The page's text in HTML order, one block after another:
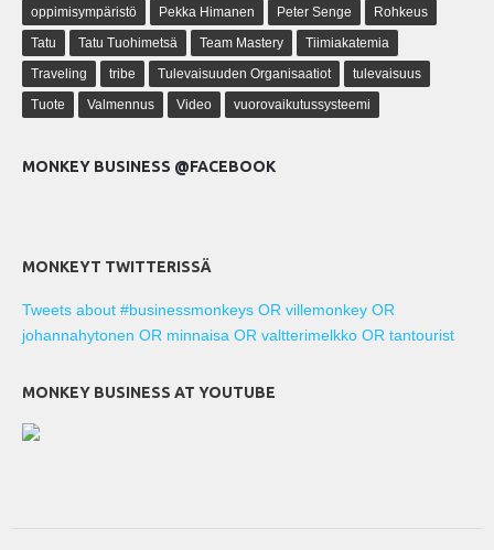
oppimisympäristö
Pekka Himanen Peter Senge
Rohkeus
Tatu
Tatu Tuohimetsä Team Mastery
Tiimiakatemia
Traveling
tribe Tulevaisuuden Organisaatiot
tulevaisuus
Tuote
Valmennus Video vuorovaikutussysteemi
MONKEY BUSINESS @FACEBOOK
MONKEYT TWITTERISSÄ
Tweets about #businessmonkeys OR villemonkey OR
johannahytonen OR minnaisa OR valtterimelkko OR tantourist
MONKEY BUSINESS AT YOUTUBE